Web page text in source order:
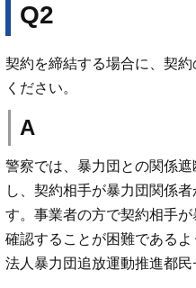
Q2
契約を締結する場合に、契
ください。
A
警察では、暴力団との関係
し、契約相手が暴力団関係
す。事業者の方で契約相手
確認することが困難である
法人暴力団追放運動推進都民